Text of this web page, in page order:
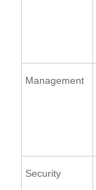
Management
Security